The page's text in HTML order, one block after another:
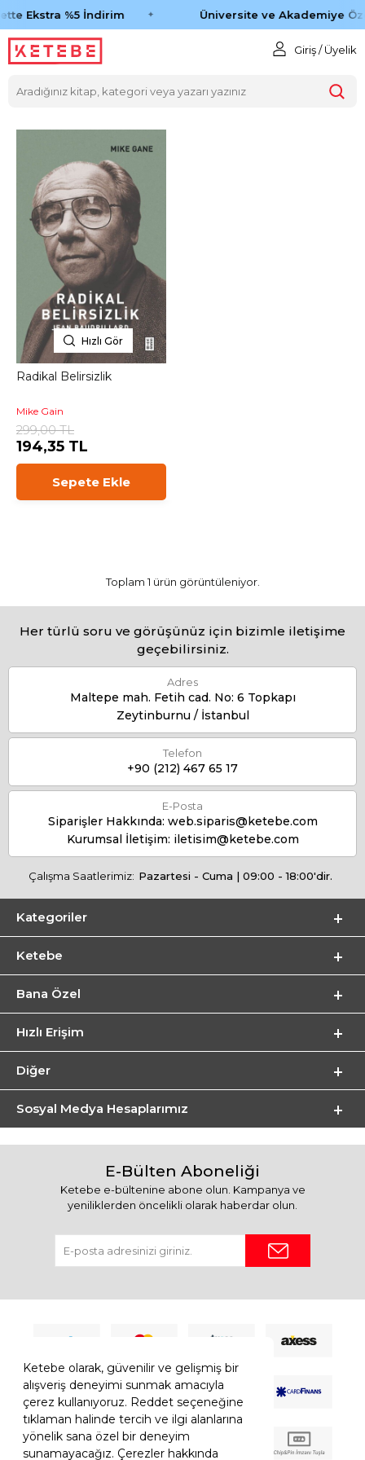
Ketebe olarak, güvenilir ve gelişmiş bir
alışveriş deneyimi sunmak amacıyla
çerez kullanıyoruz. Reddet seçeneğine
tıklaman halinde tercih ve ilgi alanlarına
yönelik sana özel bir deneyim
sunamayacağız. Çerezler hakkında
Ekstra %5 İndirim Üniversite ve Akademiye
Giriş / Üyelik
Hızlı Gör
Radikal Belirsizlik
Mike Gain
299,00 TL
194,35 TL
Sepete Ekle
Toplam 1 ürün görüntüleniyor.
Her türlü soru ve görüşünüz için bizimle iletişime
geçebilirsiniz.
Adres
Maltepe mah. Fetih cad. No: 6 Topkapı
Zeytinburnu / İstanbul
Telefon
+90 (212) 467 65 17
E-Posta
Siparişler Hakkında: web.siparis@ketebe.com
Kurumsal İletişim: iletisim@ketebe.com
Çalışma Saatlerimiz: Pazartesi - Cuma | 09:00 - 18:00'dir.
Kategoriler
Ketebe
Bana Özel
Hızlı Erişim
Diğer
Sosyal Medya Hesaplarımız
E-Bülten Aboneliği
Ketebe e-bültenine abone olun. Kampanya ve
yeniliklerden öncelikli olarak haberdar olun.